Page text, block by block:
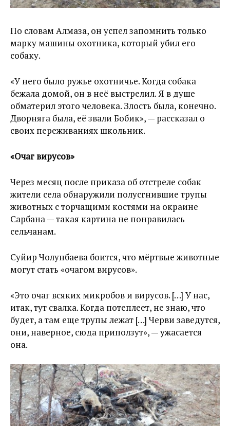
По словам Алмаза, он успел запомнить только
марку машины охотника, который убил его
собаку.
«У него было ружье охотничье. Когда собака
бежала домой, он в неё выстрелил. Я в душе
обматерил этого человека. Злость была, конечно.
Дворняга была, её звали Бобик», — рассказал о
своих переживаниях школьник.
«Очаг вирусов»
Через месяц после приказа об отстреле собак
жители села обнаружили полусгнившие трупы
животных с торчащими костями на окраине
Сарбана — такая картина не понравилась
сельчанам.
Суйир Чолунбаева боится, что мёртвые животные
могут стать «очагом вирусов».
«Это очаг всяких микробов и вирусов. […] У нас,
итак, тут свалка. Когда потеплеет, не знаю, что
будет, а там еще трупы лежат […] Черви заведутся,
они, наверное, сюда приползут», — ужасается
она.